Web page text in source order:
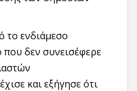
το ενδιάμεσο
που δεν συνεισέφερε
και εξήγησε ότι